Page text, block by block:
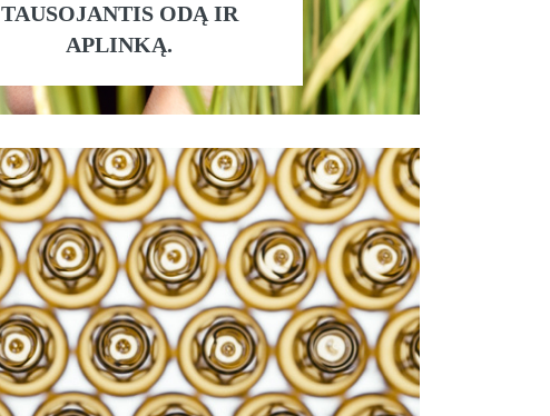
TAUSOJANTIS ODĄ IR
APLINKĄ.